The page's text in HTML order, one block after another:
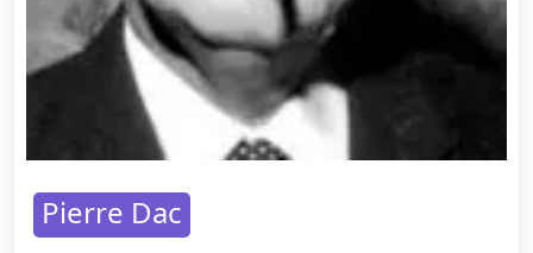
Pierre Dac